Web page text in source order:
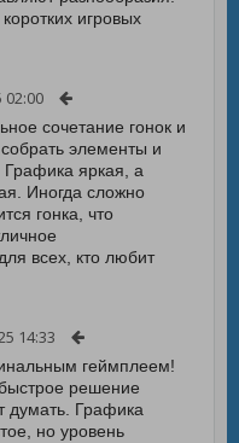
игровых
02:00
сочетание гонок и
элементы и
Графика яркая, а
Иногда сложно
гонка, что
всех, кто любит
14:33
геймплеем!
решение
думать. Графика
но уровень